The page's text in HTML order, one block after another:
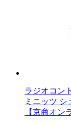
ラジオコン
ミニッツ シ
【京商オン